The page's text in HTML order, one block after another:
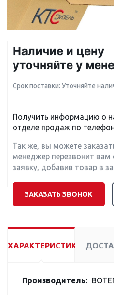
Наличие и цену
уточняйте у
Срок поставки: Уточняйте
Получить информацию о
отделе продаж по
Так же, вы можете
менеджер перезвонит вам
заявку, добавив товар в
ЗАКАЗАТЬ ЗВОНОК
ХАРАКТЕРИСТИКИ
Производитель: